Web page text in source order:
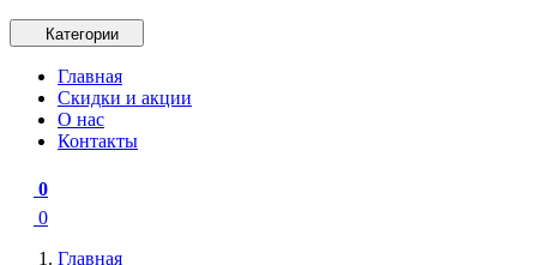
Категории
Главная
Скидки и акции
О нас
Контакты
0
0
Главная